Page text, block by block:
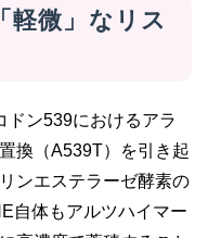
軽微」なリス
ドン539におけるアラ
換（A539T）を引き起
ンエステラーゼ酵素の
自体もアルツハイマー